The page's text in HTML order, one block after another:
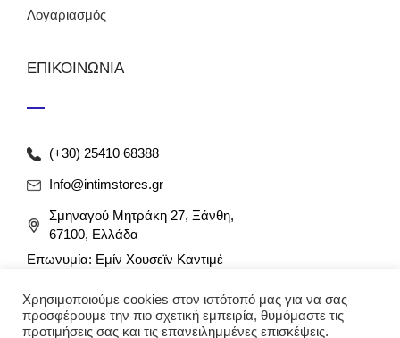
Λογαριασμός
ΕΠΙΚΟΙΝΩΝΙΑ
(+30) 25410 68388
Info@intimstores.gr
Σμηναγού Μητράκη 27, Ξάνθη,
67100, Ελλάδα
Επωνυμία: Εμίν Χουσεϊν Καντιμέ
Αρ. Γ.Ε.ΜΗ: 012349946000
Χρησιμοποιούμε cookies στον ιστότοπό μας για να σας
προσφέρουμε την πιο σχετική εμπειρία, θυμόμαστε τις
προτιμήσεις σας και τις επανειλημμένες επισκέψεις.